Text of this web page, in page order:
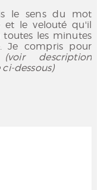
le sens du mot
et le velouté qu'il
toutes les minutes
Je compris pour
description
dessous)